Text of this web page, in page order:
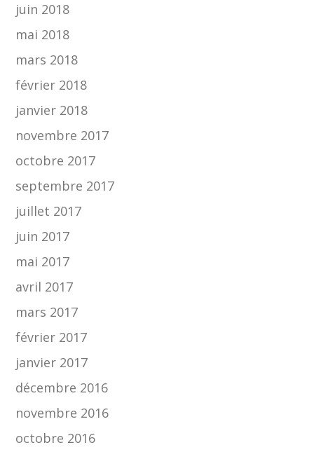
juin 2018
mai 2018
mars 2018
février 2018
janvier 2018
novembre 2017
octobre 2017
septembre 2017
juillet 2017
juin 2017
mai 2017
avril 2017
mars 2017
février 2017
janvier 2017
décembre 2016
novembre 2016
octobre 2016